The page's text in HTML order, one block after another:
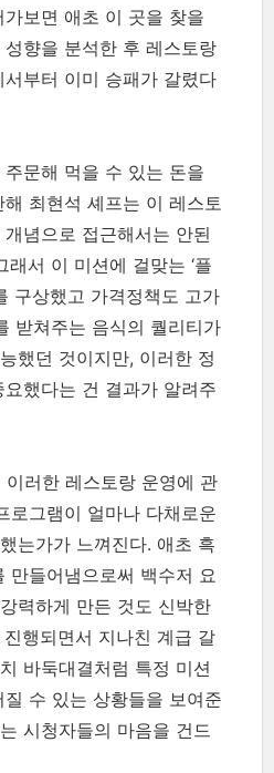
보면 애초 이 곳을 찾을
향을 분석한 후 레스토랑
부터 이미 승패가 갈렸다
문해 먹을 수 있는 돈을
최현석 셰프는 이 레스토
념으로 접근해서는 안된
서 이 미션에 걸맞는 ‘플
구상했고 가격정책도 고가
받쳐주는 음식의 퀄리티가
했던 것이지만, 이러한 정
했다는 건 결과가 알려주
이러한 레스토랑 운영에 관
로그램이 얼마나 다채로운
는가가 느껴진다. 애초 흑
만들어냄으로써 백수저 요
력하게 만든 것도 신박한
행되면서 지나친 계급 갈
바둑대결처럼 특정 미션
수 있는 상황들을 보여준
시청자들의 마음을 건드